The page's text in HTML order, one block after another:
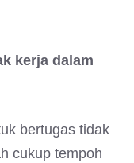
kerja dalam
bertugas tidak
cukup tempoh